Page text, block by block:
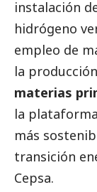
instalación
hidrógeno
empleo de
la
materias
la
más
transición
Cepsa.